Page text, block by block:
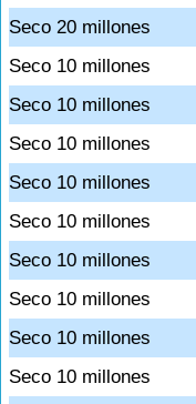
Seco 20 millones
Seco 10 millones
Seco 10 millones
Seco 10 millones
Seco 10 millones
Seco 10 millones
Seco 10 millones
Seco 10 millones
Seco 10 millones
Seco 10 millones